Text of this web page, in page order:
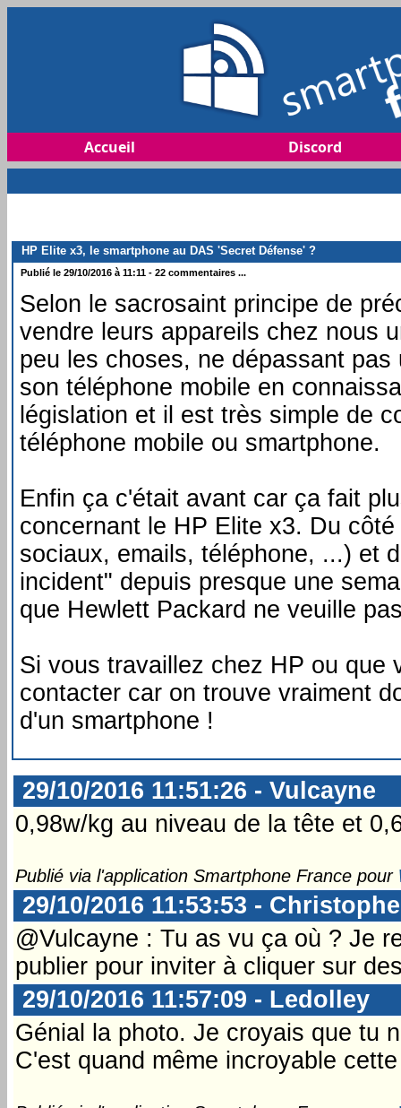
Accueil Discord
HP Elite x3, le smartphone au DAS 'Secret Défense' ?
Publié le 29/10/2016 à 11:11 - 22 commentaires ...
Selon le sacrosaint principe de
vendre leurs appareils chez nous
peu les choses, ne dépassant
son téléphone mobile en
législation et il est très simple de
téléphone mobile ou smartphone.
Enfin ça c'était avant car ça fait
concernant le HP Elite x3. Du
sociaux, emails, téléphone, ...) et
incident" depuis presque une
que Hewlett Packard ne veuille
Si vous travaillez chez HP ou que
contacter car on trouve vraiment
d'un smartphone !
29/10/2016 11:51:26 - Vulcayne
0,98w/kg au niveau de la tête et
Publié via l'application Smartphone France pour
29/10/2016 11:53:53 -
@Vulcayne : Tu as vu ça où ? Je
publier pour inviter à cliquer sur
29/10/2016 11:57:09 - Ledolley
Génial la photo. Je croyais que tu
C'est quand même incroyable